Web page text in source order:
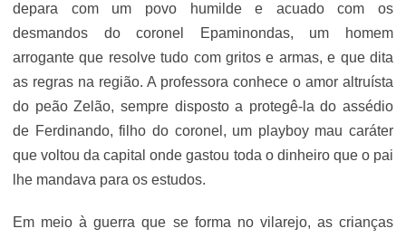
depara com um povo humilde e acuado com os
desmandos do coronel Epaminondas, um homem
arrogante que resolve tudo com gritos e armas, e que dita
as regras na região. A professora conhece o amor altruísta
do peão Zelão, sempre disposto a protegê-la do assédio
de Ferdinando, filho do coronel, um playboy mau caráter
que voltou da capital onde gastou toda o dinheiro que o pai
lhe mandava para os estudos.
Em meio à guerra que se forma no vilarejo, as crianças